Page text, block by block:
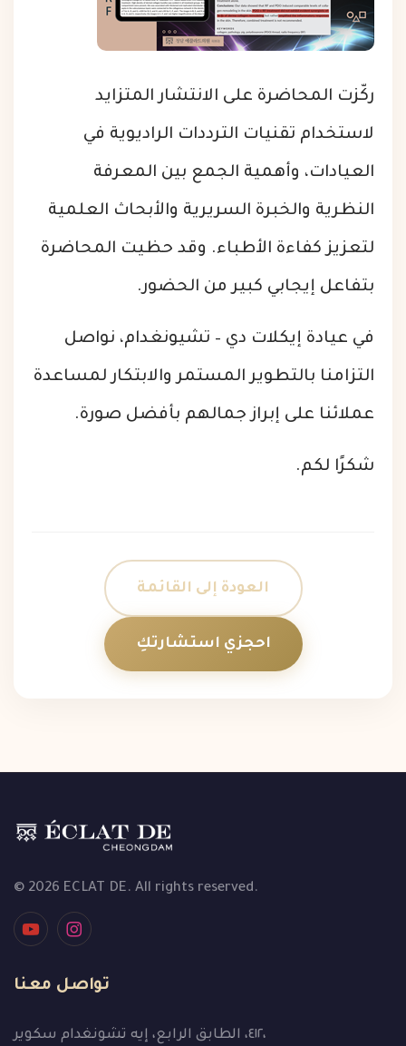
ركّزت المحاضرة على الانتشار المتزايد
لاستخدام تقنيات الترددات الراديوية في
العيادات، وأهمية الجمع بين المعرفة
النظرية والخبرة السريرية والأبحاث العلمية
لتعزيز كفاءة الأطباء. وقد حظيت المحاضرة
بتفاعل إيجابي كبير من الحضور.
في عيادة إيكلات دي – تشيونغدام، نواصل
التزامنا بالتطوير المستمر والابتكار لمساعدة
عملائنا على إبراز جمالهم بأفضل صورة.
شكرًا لكم.
العودة إلى القائمة
احجزي استشارتكِ
© 2026 ECLAT DE. All rights reserved.
تواصل معنا
٤١٢، الطابق الرابع، إيه تشونغدام سكوير،